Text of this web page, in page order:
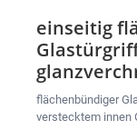
einseitig
flächenbündiger
verstecktem innen